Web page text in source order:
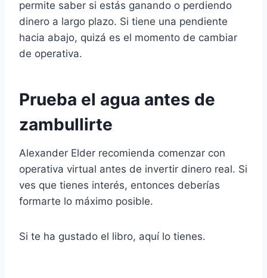
permite saber si estás ganando o perdiendo
dinero a largo plazo. Si tiene una pendiente
hacia abajo, quizá es el momento de cambiar
de operativa.
Prueba el agua antes de
zambullirte
Alexander Elder recomienda comenzar con
operativa virtual antes de invertir dinero real. Si
ves que tienes interés, entonces deberías
formarte lo máximo posible.
Si te ha gustado el libro, aquí lo tienes.